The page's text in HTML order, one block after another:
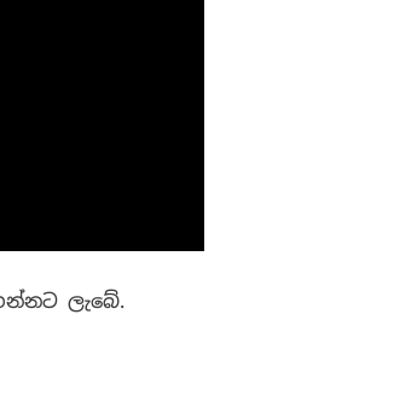
ලැබේ.